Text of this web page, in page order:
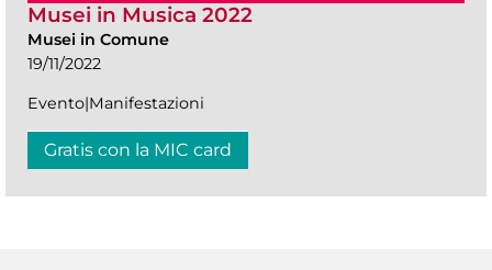
Musei in Musica 2022
Musei in Comune
19/11/2022
Evento|Manifestazioni
Gratis con la MIC card